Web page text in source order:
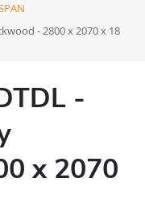
- 2800 x 2070 x 18
-
x 2070